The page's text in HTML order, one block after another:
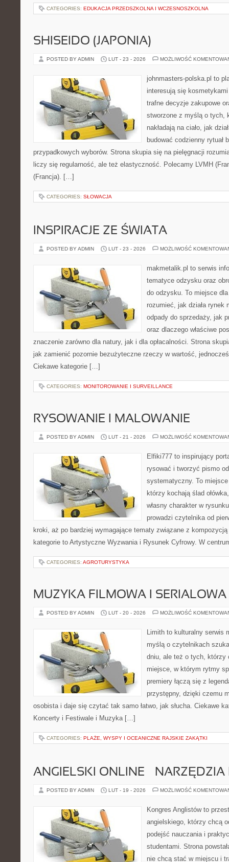
CATEGORIES: EDUKACJA PRZEDSZKOLNA I WCZESNOSZKOLNA
SHISEIDO (JAPONIA)
POSTED BY ADMIN LUT - 23 - 2026 MOŻLIWOŚĆ
johnmasters-polska.pl to
interesują się
trafne decyzje zakupowe
stworzone z myślą o tych,
nakładają na ciało, jak
budować codzienny rytuał
przypadkowych wyborów. Strona skupia się na pielęgnacji
liczy się regularność, ale też elastyczność. Polecamy LVMH
(Francja). […]
CATEGORIES: SŁOWACJA
INSPIRACJE ZE ŚWIATA
POSTED BY ADMIN LUT - 23 - 2026 MOŻLIWOŚĆ
makmetalik.pl to serwis
tematyce odzysku oraz
do odzysku. To miejsce
rozumieć, jak działa rynek
odpady do sprzedaży, jak
oraz dlaczego właściwe
znaczenie zarówno dla natury, jak i dla opłacalności. Strona
jak zamienić pozornie bezużyteczne rzeczy w wartość,
Ciekawe kategorie […]
CATEGORIES: MONITOROWANIE I SURVEILLANCE
RYSOWANIE I MALOWANIE
POSTED BY ADMIN LUT - 21 - 2026 MOŻLIWOŚĆ
Elfiki777 to inspirujący
rysować i tworzyć pismo
systematyczny. To
którzy kochają ślad
własny charakter w
prowadzi czytelnika od
kroki, aż po bardziej wymagające tematy związane z
kategorie to Artystyczne Wyzwania i Rysunek Cyfrowy. W
CATEGORIES: AGROTURYSTYKA
MUZYKA FILMOWA I SERIALOWA
POSTED BY ADMIN LUT - 20 - 2026 MOŻLIWOŚĆ
Limith to kulturalny serwis
myślą o czytelnikach
dniu, ale też o tych, którzy
miejsce, w którym rytmy
premiery łączą się z
przystępny, dzięki czemu
osobista i daje się czytać tak samo łatwo, jak słucha. Ciekawe
Koncerty i Festiwale i Muzyka […]
CATEGORIES: PLAŻE, WYSPY I OCEANICZNE RAJSKIE ZAKĄTKI
ANGIELSKI ONLINE – NARZĘDZIA
POSTED BY ADMIN LUT - 19 - 2026 MOŻLIWOŚĆ
Kongres Anglistów to
angielskiego, którzy chcą
podejść nauczania i
studentami. Strona
nie chcą stać w miejscu i